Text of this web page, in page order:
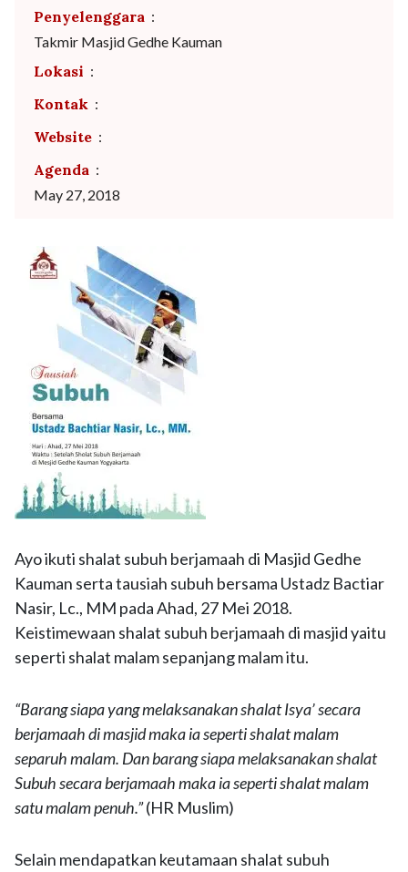
Penyelenggara :
Takmir Masjid Gedhe Kauman
Lokasi :
Kontak :
Website :
Agenda :
May 27, 2018
Ayo ikuti shalat subuh berjamaah di Masjid Gedhe
Kauman serta tausiah subuh bersama Ustadz Bactiar
Nasir, Lc., MM pada Ahad, 27 Mei 2018.
Keistimewaan shalat subuh berjamaah di masjid yaitu
seperti shalat malam sepanjang malam itu.
“Barang siapa yang melaksanakan shalat Isya’ secara
berjamaah di masjid maka ia seperti shalat malam
separuh malam. Dan barang siapa melaksanakan shalat
Subuh secara berjamaah maka ia seperti shalat malam
satu malam penuh.”(HR Muslim)
Selain mendapatkan keutamaan shalat subuh